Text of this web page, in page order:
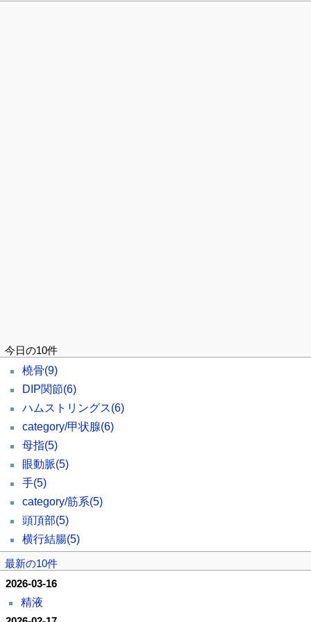
今日の10件
橈骨(9)
DIP関節(6)
ハムストリングス(6)
category/甲状腺(6)
母指(5)
眼動脈(5)
手(5)
category/筋系(5)
頭頂部(5)
横行結腸(5)
最新の10件
2026-03-16
精液